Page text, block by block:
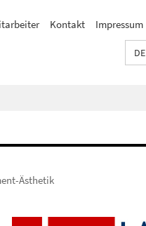
Kontakt Impressum
DE
Ästhetik